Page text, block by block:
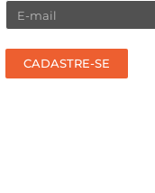
Email
CADASTRE-SE